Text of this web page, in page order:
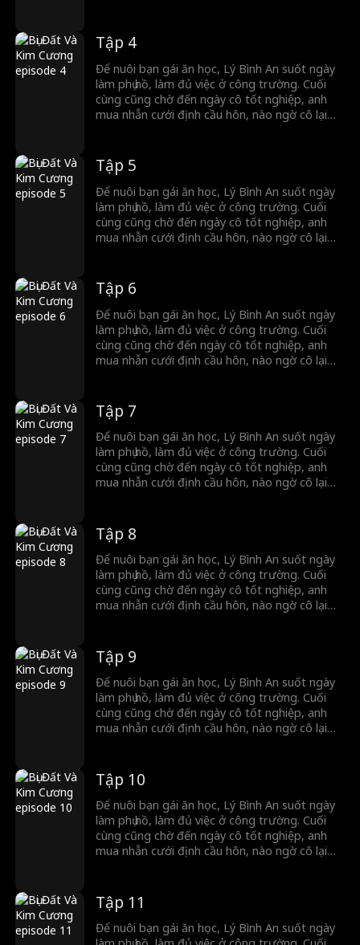
Nguyệt – nữ tổng tài bá đạo của tập đoàn Cố
Thị – tình cờ chứng kiến tất cả. Vì cảm động
trước sự lương thiện và chân thành của Lý
Bình An, cô quyết định cùng anh kết hôn chớp
nhoáng, đăng ký kết hôn ngay tại chỗ…
Tập 4
Để nuôi bạn gái ăn học, Lý Bình An suốt ngày
làm phụ hồ, làm đủ việc ở công trường. Cuối
cùng cũng chờ đến ngày cô tốt nghiệp, anh
mua nhẫn cưới định cầu hôn, nào ngờ cô lại
Nguyệt – nữ tổng tài bá đạo của tập đoàn Cố
Thị – tình cờ chứng kiến tất cả. Vì cảm động
trước sự lương thiện và chân thành của Lý
Bình An, cô quyết định cùng anh kết hôn chớp
nhoáng, đăng ký kết hôn ngay tại chỗ…
Tập 5
Để nuôi bạn gái ăn học, Lý Bình An suốt ngày
làm phụ hồ, làm đủ việc ở công trường. Cuối
cùng cũng chờ đến ngày cô tốt nghiệp, anh
mua nhẫn cưới định cầu hôn, nào ngờ cô lại
Nguyệt – nữ tổng tài bá đạo của tập đoàn Cố
Thị – tình cờ chứng kiến tất cả. Vì cảm động
trước sự lương thiện và chân thành của Lý
Bình An, cô quyết định cùng anh kết hôn chớp
nhoáng, đăng ký kết hôn ngay tại chỗ…
Tập 6
Để nuôi bạn gái ăn học, Lý Bình An suốt ngày
làm phụ hồ, làm đủ việc ở công trường. Cuối
cùng cũng chờ đến ngày cô tốt nghiệp, anh
mua nhẫn cưới định cầu hôn, nào ngờ cô lại
Nguyệt – nữ tổng tài bá đạo của tập đoàn Cố
Thị – tình cờ chứng kiến tất cả. Vì cảm động
trước sự lương thiện và chân thành của Lý
Bình An, cô quyết định cùng anh kết hôn chớp
nhoáng, đăng ký kết hôn ngay tại chỗ…
Tập 7
Để nuôi bạn gái ăn học, Lý Bình An suốt ngày
làm phụ hồ, làm đủ việc ở công trường. Cuối
cùng cũng chờ đến ngày cô tốt nghiệp, anh
mua nhẫn cưới định cầu hôn, nào ngờ cô lại
Nguyệt – nữ tổng tài bá đạo của tập đoàn Cố
Thị – tình cờ chứng kiến tất cả. Vì cảm động
trước sự lương thiện và chân thành của Lý
Bình An, cô quyết định cùng anh kết hôn chớp
nhoáng, đăng ký kết hôn ngay tại chỗ…
Tập 8
Để nuôi bạn gái ăn học, Lý Bình An suốt ngày
làm phụ hồ, làm đủ việc ở công trường. Cuối
cùng cũng chờ đến ngày cô tốt nghiệp, anh
mua nhẫn cưới định cầu hôn, nào ngờ cô lại
Nguyệt – nữ tổng tài bá đạo của tập đoàn Cố
Thị – tình cờ chứng kiến tất cả. Vì cảm động
trước sự lương thiện và chân thành của Lý
Bình An, cô quyết định cùng anh kết hôn chớp
nhoáng, đăng ký kết hôn ngay tại chỗ…
Tập 9
Để nuôi bạn gái ăn học, Lý Bình An suốt ngày
làm phụ hồ, làm đủ việc ở công trường. Cuối
cùng cũng chờ đến ngày cô tốt nghiệp, anh
mua nhẫn cưới định cầu hôn, nào ngờ cô lại
Nguyệt – nữ tổng tài bá đạo của tập đoàn Cố
Thị – tình cờ chứng kiến tất cả. Vì cảm động
trước sự lương thiện và chân thành của Lý
Bình An, cô quyết định cùng anh kết hôn chớp
nhoáng, đăng ký kết hôn ngay tại chỗ…
Tập 10
Để nuôi bạn gái ăn học, Lý Bình An suốt ngày
làm phụ hồ, làm đủ việc ở công trường. Cuối
cùng cũng chờ đến ngày cô tốt nghiệp, anh
mua nhẫn cưới định cầu hôn, nào ngờ cô lại
Nguyệt – nữ tổng tài bá đạo của tập đoàn Cố
Thị – tình cờ chứng kiến tất cả. Vì cảm động
trước sự lương thiện và chân thành của Lý
Tập 11
Để nuôi bạn gái ăn học, Lý Bình An suốt ngày